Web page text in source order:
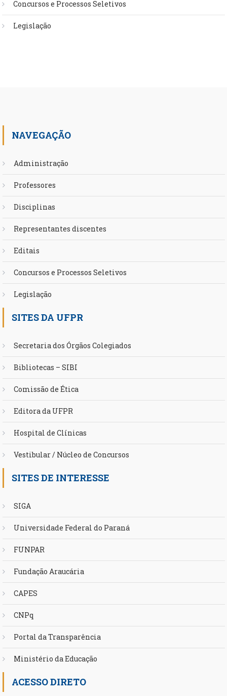
Concursos e Processos Seletivos
Legislação
NAVEGAÇÃO
Administração
Professores
Disciplinas
Representantes discentes
Editais
Concursos e Processos Seletivos
Legislação
SITES DA UFPR
Secretaria dos Órgãos Colegiados
Bibliotecas – SIBI
Comissão de Ética
Editora da UFPR
Hospital de Clínicas
Vestibular / Núcleo de Concursos
SITES DE INTERESSE
SIGA
Universidade Federal do Paraná
FUNPAR
Fundação Araucária
CAPES
CNPq
Portal da Transparência
Ministério da Educação
ACESSO DIRETO